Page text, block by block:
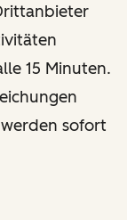
15 Minuten.
sofort